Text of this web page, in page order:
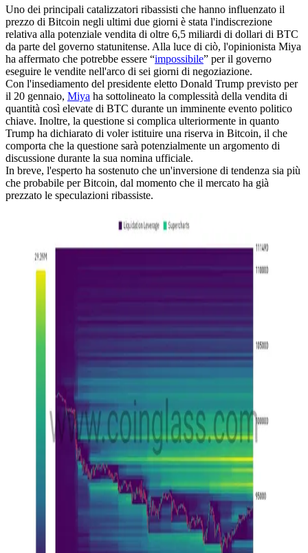
Uno dei principali catalizzatori ribassisti che hanno influenzato il
prezzo di Bitcoin negli ultimi due giorni è stata l'indiscrezione
relativa alla potenziale vendita di oltre 6,5 miliardi di dollari di BTC
da parte del governo statunitense. Alla luce di ciò, l'opinionista Miya
ha affermato che potrebbe essere “impossibile” per il governo
eseguire le vendite nell'arco di sei giorni di negoziazione.
Con l'insediamento del presidente eletto Donald Trump previsto per
il 20 gennaio, Miya ha sottolineato la complessità della vendita di
quantità così elevate di BTC durante un imminente evento politico
chiave. Inoltre, la questione si complica ulteriormente in quanto
Trump ha dichiarato di voler istituire una riserva in Bitcoin, il che
comporta che la questione sarà potenzialmente un argomento di
discussione durante la sua nomina ufficiale.
In breve, l'esperto ha sostenuto che un'inversione di tendenza sia più
che probabile per Bitcoin, dal momento che il mercato ha già
prezzato le speculazioni ribassiste.